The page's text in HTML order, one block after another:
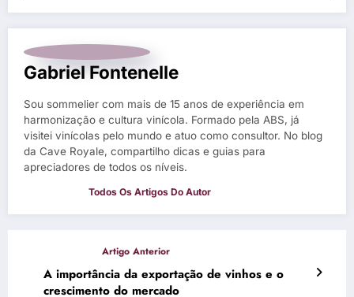
Gabriel Fontenelle
Sou sommelier com mais de 15 anos de experiência em
harmonização e cultura vinícola. Formado pela ABS, já
visitei vinícolas pelo mundo e atuo como consultor. No blog
da Cave Royale, compartilho dicas e guias para
apreciadores de todos os níveis.
A importância da exportação de vinhos e o
crescimento do mercado